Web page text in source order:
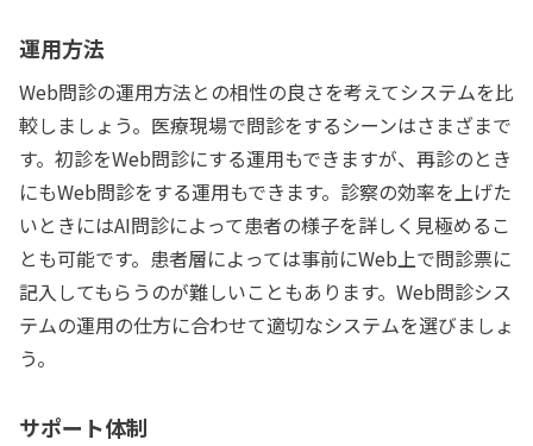
運用方法
Web問診の運用方法との相性の良さを考えてシステムを比
較しましょう。医療現場で問診をするシーンはさまざまで
す。初診をWeb問診にする運用もできますが、再診のとき
にもWeb問診をする運用もできます。診察の効率を上げた
いときにはAI問診によって患者の様子を詳しく見極めるこ
とも可能です。患者層によっては事前にWeb上で問診票に
記入してもらうのが難しいこともあります。Web問診シス
テムの運用の仕方に合わせて適切なシステムを選びましょ
う。
サポート体制